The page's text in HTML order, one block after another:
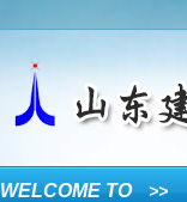
WELCOME TO >>